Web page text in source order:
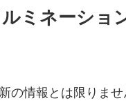
ミネーショ
情報とは限りませ